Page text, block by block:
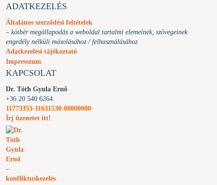
ADATKEZELÉS
Általános szerződési feltételek
– kötbér megállapodás a weboldal tartalmi elemeinek, szövegeinek
engedély nélküli másolásához / felhasználásához
Adatkezelési tájékoztató
Impresszum
KAPCSOLAT
Dr. Tóth Gyula Ernő
+36 20 540 6264
11773353-11631530-00000000
Írj üzenetet itt!